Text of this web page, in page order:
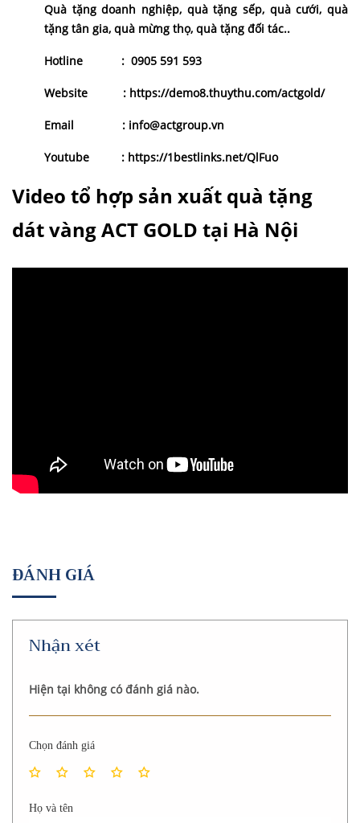
Quà tặng doanh nghiệp, quà tặng sếp, quà cưới,quà
tặng tân gia, quà mừng thọ, quà tặng đối tác..
Hotline : 0905 591 593
Website : https://demo8.thuythu.com/actgold/
Email : info@actgroup.vn
Youtube : https://1bestlinks.net/QlFuo
Video tổ hợp sản xuất quà tặng
dát vàng ACT GOLD tại Hà Nội
ĐÁNH GIÁ
Nhận xét
Hiện tại không có đánh giá nào.
Chọn đánh giá
Họ và tên